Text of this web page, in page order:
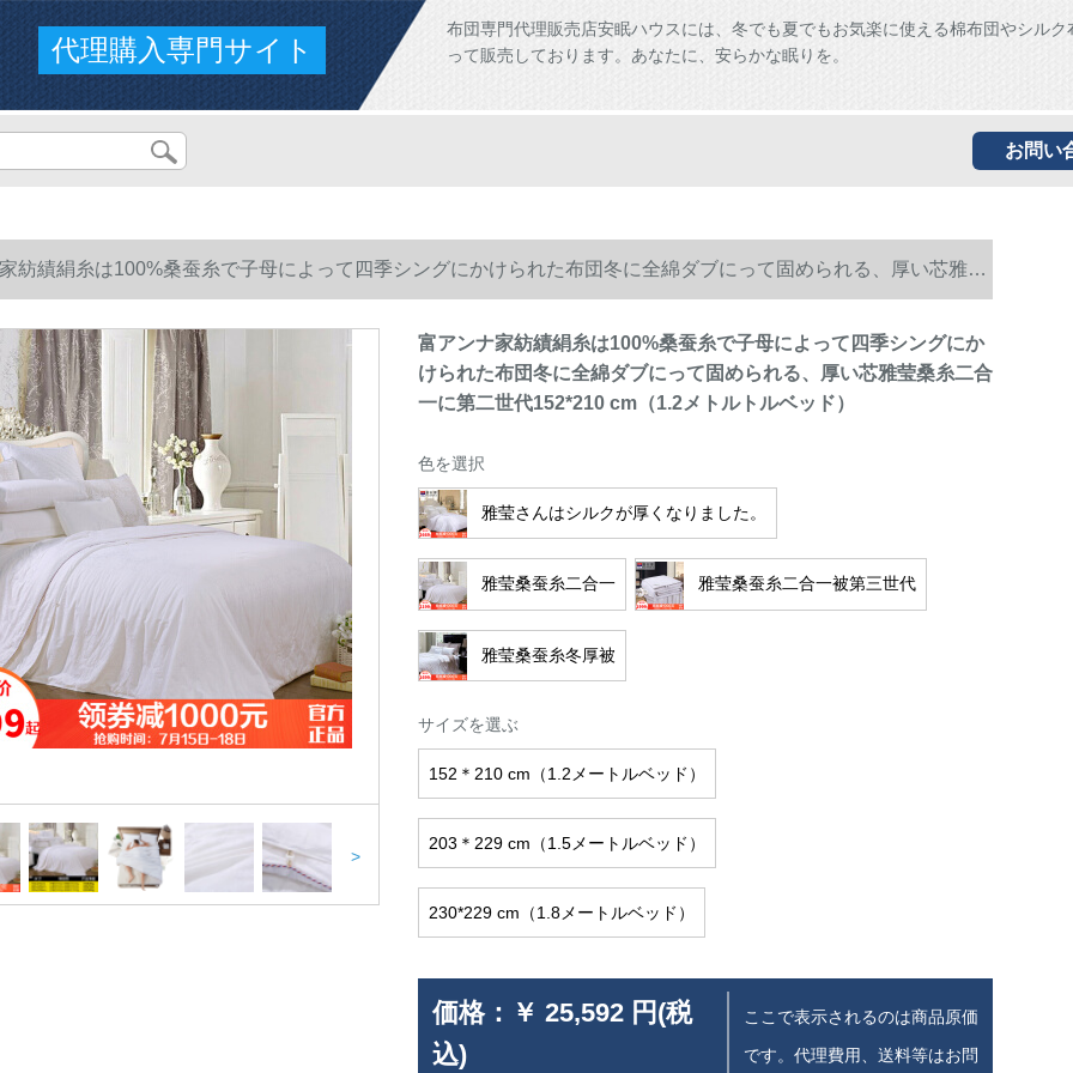
代理購入専門サイト
布団専門代理販売店安眠ハウスには、冬でも夏でもお気楽に使える棉布団やシルク
って販売しております。あなたに、安らかな眠りを。
お問い
紡績絹糸は100%桑蚕糸で子母によって四季シングにかけられた布団冬に全綿ダブにって固められる、厚い芯雅莹
第二世代152*210 cm（1.2メトルトルベッド）
>
富アンナ家紡績絹糸は100%桑蚕糸で子母によって四季シングにか
けられた布団冬に全綿ダブにって固められる、厚い芯雅莹桑糸二合
一に第二世代152*210 cm（1.2メトルトルベッド）
色を選択
雅莹さんはシルクが厚くなりました。
雅莹桑蚕糸二合一 雅莹桑蚕糸二合一被第三世代
雅莹桑蚕糸冬厚被
サイズを選ぶ
152＊210 cm（1.2メートルベッド）
203＊229 cm（1.5メートルベッド）
230*229 cm（1.8メートルベッド）
価格： ￥ 25,592 円(税
込)
ここで表示されるのは商品原価
です。代理費用、送料等はお問